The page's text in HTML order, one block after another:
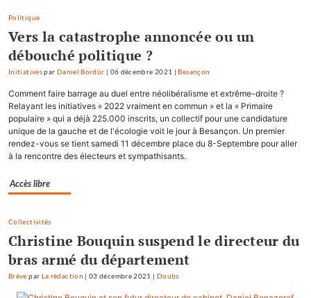
Politique
Vers la catastrophe annoncée ou un
débouché politique ?
Initiativespar Daniel Bordür | 06 décembre 2021 |Besançon
Comment faire barrage au duel entre néolibéralisme et extrême-droite ?
Relayant les initiatives « 2022 vraiment en commun » et la « Primaire
populaire » qui a déjà 225.000 inscrits, un collectif pour une candidature
unique de la gauche et de l'écologie voit le jour à Besançon. Un premier
rendez-vous se tient samedi 11 décembre place du 8-Septembre pour aller
à la rencontre des électeurs et sympathisants.
Accès libre
Collectivités
Christine Bouquin suspend le directeur du
bras armé du département
Brève par La rédaction |03 décembre 2021 | Doubs